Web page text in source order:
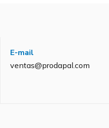
E-mail
ventas@prodapal.com